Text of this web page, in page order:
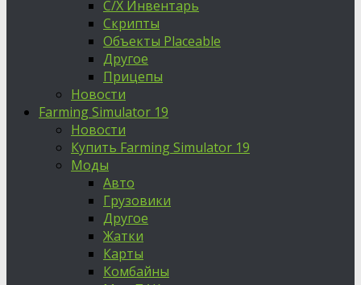
С/Х Инвентарь
Скрипты
Объекты Placeable
Другое
Прицепы
Новости
Farming Simulator 19
Новости
Купить Farming Simulator 19
Моды
Авто
Грузовики
Другое
Жатки
Карты
Комбайны